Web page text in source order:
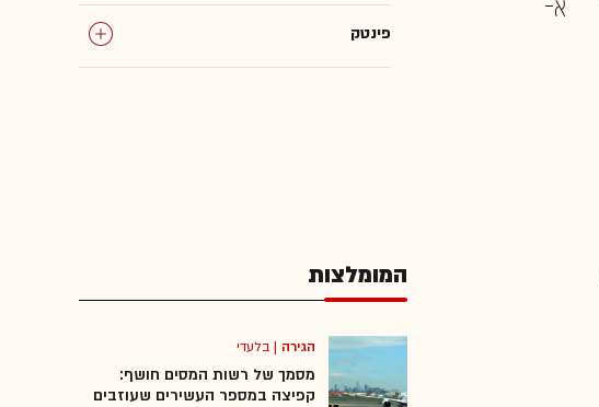
פינטק
המומלצות
הגירה |בלעדי
מסמך של רשות המסים חושף:
קפיצה במספר העשירים שעוזבים